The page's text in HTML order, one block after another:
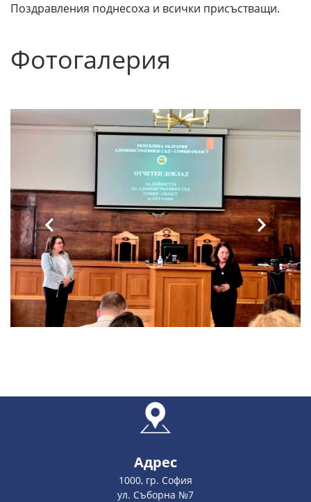
Поздравления поднесоха и всички присъстващи.
Фотогалерия
Адрес
1000, гр. София
ул. Съборна №7